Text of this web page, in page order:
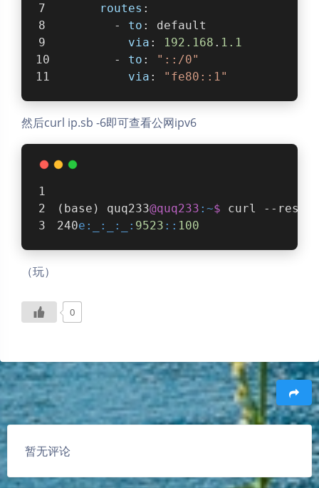
routes :
        -
to : default
via : 192.168 . 1.1
        -
to :
"::/0"
via : "fe80::1"
然后curl ip.sb -6即可查看公网ipv6
(base) quq233@quq233 :~$ curl --
240e: _: _: _: 9523 : : 100
（玩）
0
豆
暂无评论